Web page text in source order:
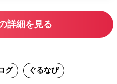
詳細を見る
グ ぐるなび